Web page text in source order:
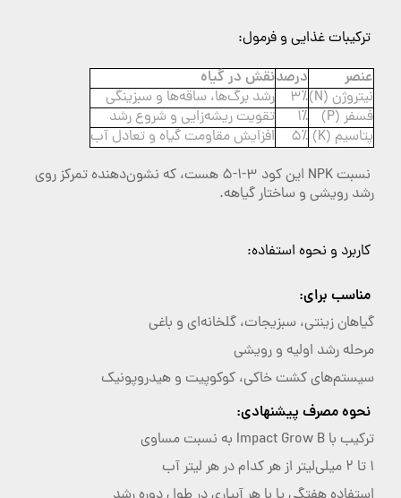
ترکیبات غذایی و فرمول:
عنصر
درصدنقش در گیاه
نیتروژن (N)
3٪
رشد برگ‌ها، ساقه‌ها و سبزینگی
فسفر (P)
1٪
تقویت ریشه‌زایی و شروع رشد
پتاسیم (K)
5٪
افزایش مقاومت گیاه و تعادل آب
نسبت NPK این کود 3-1-5 هست، که نشون‌دهنده تمرکز روی
رشد رویشی و ساختار گیاهه.
کاربرد و نحوه استفاده:
مناسب برای:
گیاهان زینتی، سبزیجات، گلخانه‌ای و باغی
مرحله رشد اولیه و رویشی
سیستم‌های کشت خاکی، کوکوپیت و هیدروپونیک
نحوه مصرف پیشنهادی:
ترکیب با Impact Grow B به نسبت مساوی
1 تا 2 میلی‌لیتر از هر کدام در هر لیتر آب